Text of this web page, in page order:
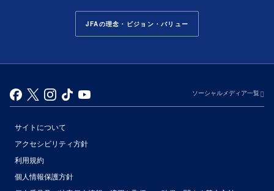
JFAの理念・ビジョン・バリュー
ソーシャルメディア一覧
サイトについて
アクセシビリティ方針
利用規約
個人情報保護方針